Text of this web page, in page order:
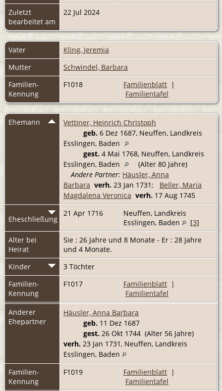
Zuletzt
bearbeitet am
22 Jul 2024
Vater
Kling, Jeremia
Mutter
Schwindel, Barbara
Familien-
Kennung
F1018 Familienblatt |
Familientafel
Ehemann
Vettiner, Heinrich Christoph
geb. 6 Dez 1687, Neuffen, Landkreis
Esslingen, Baden
gest. 4 Mai 1768, Neuffen, Landkreis
Esslingen, Baden
(Alter 80 Jahre)
Andere Partner: Häusler, Anna
Barbara verh. 23 Jan 1731; Beller, Maria
Magdalena Veronica verh. 17 Aug 1745
Eheschließung
21 Apr 1716
Neuffen, Landkreis
Esslingen, Baden
[3]
Alter bei
Heirat
Sie : 26 Jahre und 8 Monate - Er : 28 Jahre
und 4 Monate.
Kinder
3 Töchter
Familien-
Kennung
F1017 Familienblatt |
Familientafel
Anderer
Ehepartner
Häusler, Anna Barbara
geb. 11 Dez 1687
gest. 26 Okt 1744 (Alter 56 Jahre)
verh. 23 Jan 1731, Neuffen, Landkreis
Esslingen, Baden
Familien-
Kennung
F1019 Familienblatt |
Familientafel